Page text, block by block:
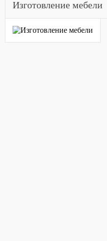
Изготовление мебели